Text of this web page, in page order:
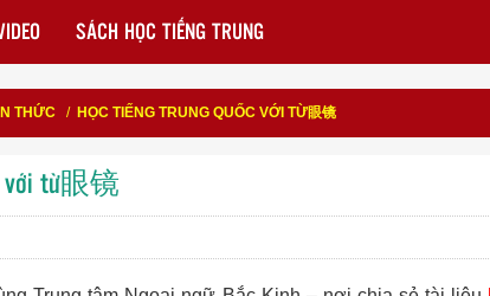
SÁCH HỌC TIẾNG TRUNG
THỨC/ HỌC TIẾNG TRUNG QUỐC VỚI TỪ眼镜
với từ眼镜